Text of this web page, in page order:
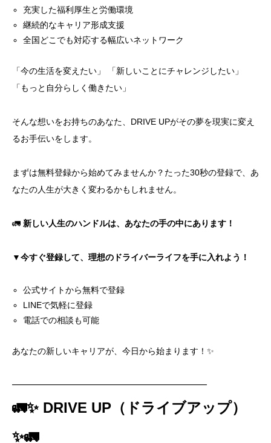
充実した福利厚生と労働環境
継続的なキャリア形成支援
全国どこでも対応する幅広いネットワーク
「今の生活を変えたい」 「新しいことにチャレンジしたい」
「もっと自分らしく働きたい」
そんな想いをお持ちのあなた、DRIVE UPがその夢を現実に変え
るお手伝いをします。
まずは無料登録から始めてみませんか？たった30秒の登録で、あ
なたの人生が大きく変わるかもしれません。
🚛 新しい人生のハンドルは、あなたの手の中にあります！
▼今すぐ登録して、理想のドライバーライフを手に入れよう！
公式サイトから無料で登録
LINEで気軽に登録
電話での相談も可能
あなたの新しいキャリアが、今日から始まります！✨
━━━━━━━━━━━━━━━━━━━━━━━
🚛✨ DRIVE UP（ドライブアップ）
✨🚛